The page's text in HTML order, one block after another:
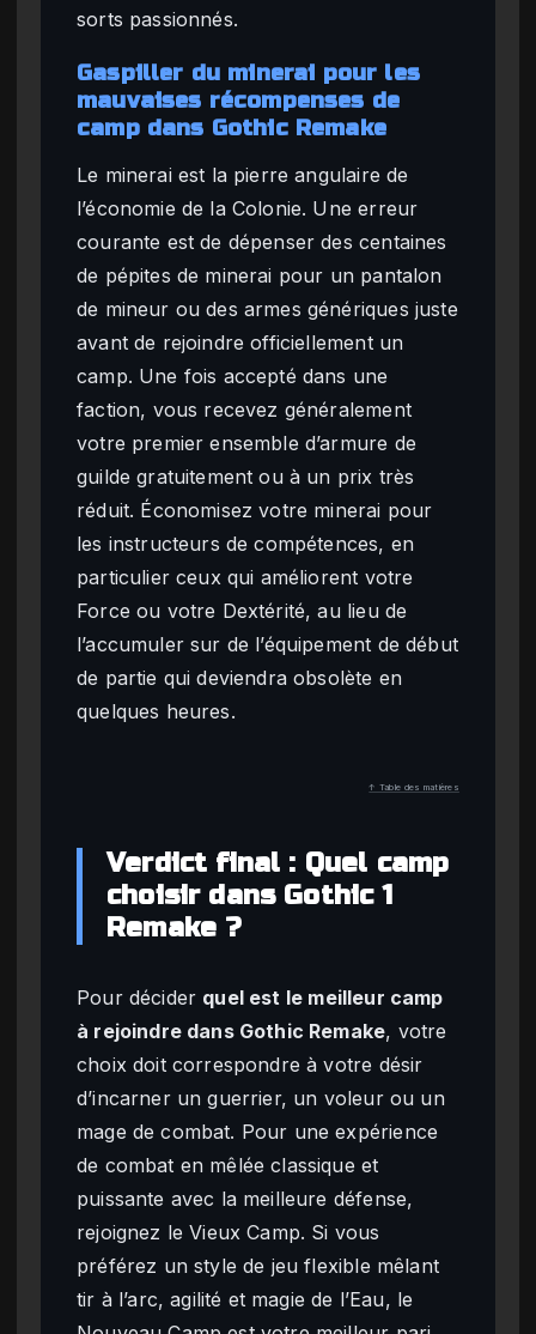
sorts passionnés.
Gaspiller du minerai pour les
mauvaises récompenses de
camp dans Gothic Remake
Le minerai est la pierre angulaire de
l’économie de la Colonie. Une erreur
courante est de dépenser des centaines
de pépites de minerai pour un pantalon
de mineur ou des armes génériques juste
avant de rejoindre officiellement un
camp. Une fois accepté dans une
faction, vous recevez généralement
votre premier ensemble d’armure de
guilde gratuitement ou à un prix très
réduit. Économisez votre minerai pour
les instructeurs de compétences, en
particulier ceux qui améliorent votre
Force ou votre Dextérité, au lieu de
l’accumuler sur de l’équipement de début
de partie qui deviendra obsolète en
quelques heures.
↑ Table des matières
Verdict final : Quel camp
choisir dans Gothic 1
Remake ?
Pour décider quel est le meilleur camp
à rejoindre dans Gothic Remake, votre
choix doit correspondre à votre désir
d’incarner un guerrier, un voleur ou un
mage de combat. Pour une expérience
de combat en mêlée classique et
puissante avec la meilleure défense,
rejoignez le Vieux Camp. Si vous
préférez un style de jeu flexible mêlant
tir à l’arc, agilité et magie de l’Eau, le